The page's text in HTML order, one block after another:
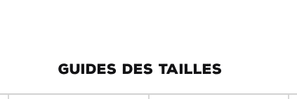
GUIDES DES TAILLES